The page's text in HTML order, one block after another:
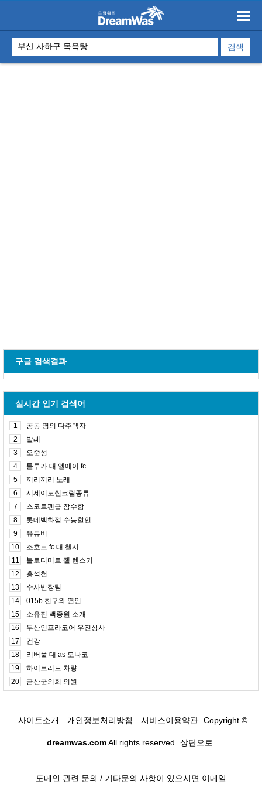
구글 검색결과
실시간 인기 검색어
1
공동 명의 다주택자
2
발레
3
오준성
4
톨루카 대 엘에이 fc
5
끼리끼리 노래
6
시세이도썬크림종류
7
스코르펜급 잠수함
8
롯데백화점 수능할인
9
유튜버
10
조호르 fc 대 첼시
11
볼로디미르 젤 렌스키
12
홍석천
13
수사반장팀
14
015b 친구와 연인
15
소유진 백종원 소개
16
두산인프라코어 우진상사
17
건강
18
리버풀 대 as 모나코
19
하이브리드 차량
20
금산군의회 의원
사이트소개 개인정보처리방침 서비스이용약관 Copyright ©
dreamwas.comAll rights reserved. 상단으로
도메인 관련 문의 / 기타문의 사항이 있으시면 이메일